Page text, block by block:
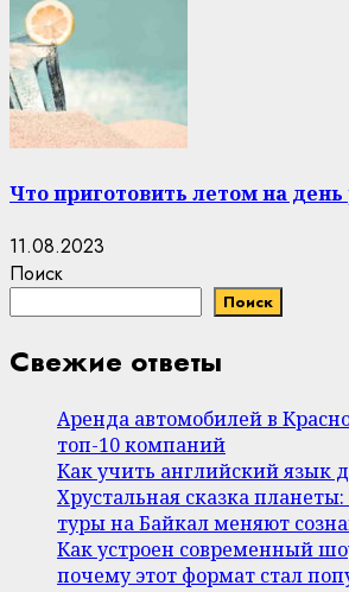
Что приготовить летом на
11.08.2023
Поиск
Поиск
Свежие ответы
Аренда автомобилей в
топ-10 компаний
Как учить английский язык
Хрустальная сказка
туры на Байкал меняют
Как устроен современный
почему этот формат стал